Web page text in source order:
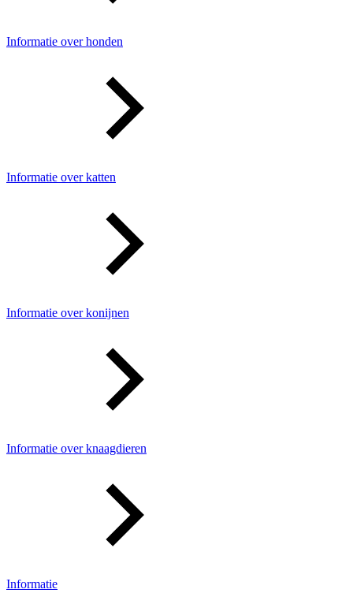
Informatie over honden
Informatie over katten
Informatie over konijnen
Informatie over knaagdieren
Informatie